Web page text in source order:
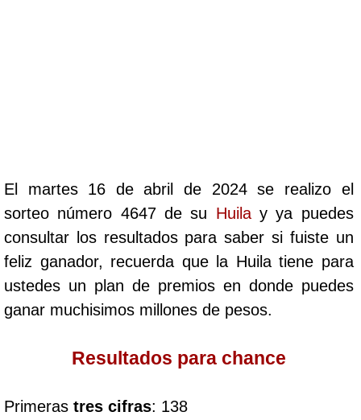
Cafeterito Noche
Caribeña Día
Caribeña Noche
El martes 16 de abril de 2024 se realizo el
sorteo número 4647 de su Huilay ya puedes
consultar los resultados para saber si fuiste un
feliz ganador, recuerda que la Huila tiene para
ustedes un plan de premios en donde puedes
ganar muchisimos millones de pesos.
Resultados para chance
Primeras tres cifras: 138